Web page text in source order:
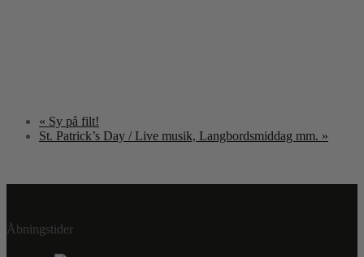
« Sy på filt!
St. Patrick’s Day / Live musik, Langbordsmiddag mm. »
Åbningstider